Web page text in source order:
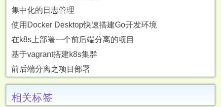
集中化的日志管理
使用Docker Desktop快速搭建Go开发环境
在k8s上部署一个前后端分离的项目
基于vagrant搭建k8s集群
前后端分离之项目部署
相关标签